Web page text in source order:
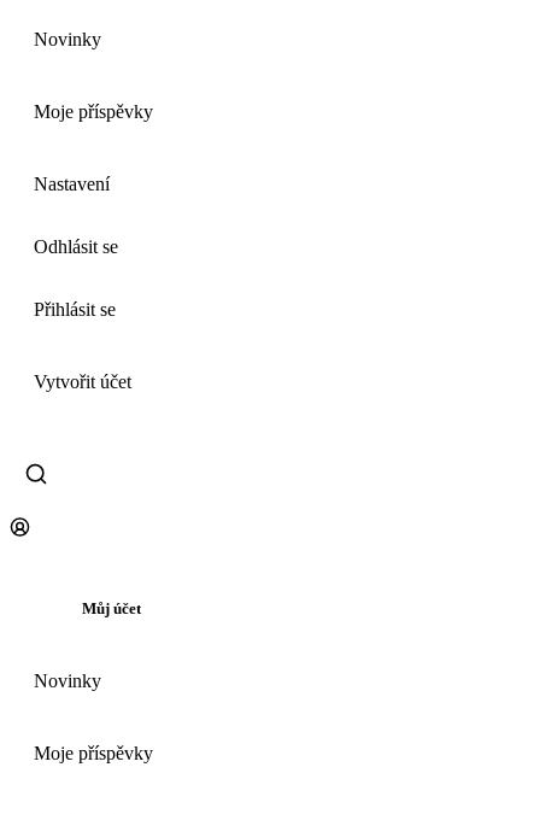
Novinky
Moje příspěvky
Nastavení
Odhlásit se
Přihlásit se
Vytvořit účet
Můj účet
Novinky
Moje příspěvky